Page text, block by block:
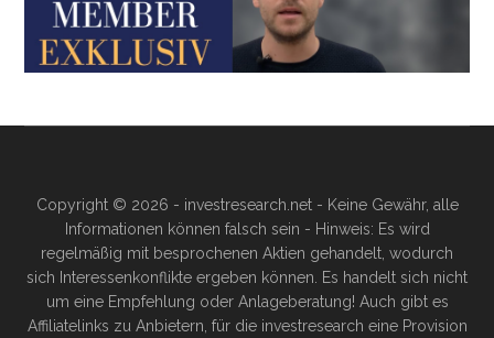
Copyright © 2026 - investresearch.net - Keine Gewähr, alle
Informationen können falsch sein - Hinweis: Es wird
regelmäßig mit besprochenen Aktien gehandelt, wodurch
sich Interessenkonflikte ergeben können. Es handelt sich nicht
um eine Empfehlung oder Anlageberatung! Auch gibt es
Affiliatelinks zu Anbietern, für die investresearch eine Provision